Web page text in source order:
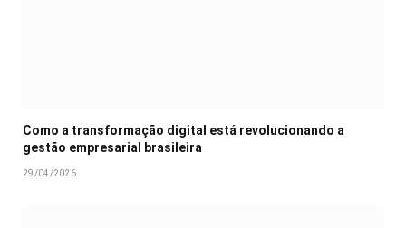
Como a transformação digital está revolucionando a
gestão empresarial brasileira
29/04/2026